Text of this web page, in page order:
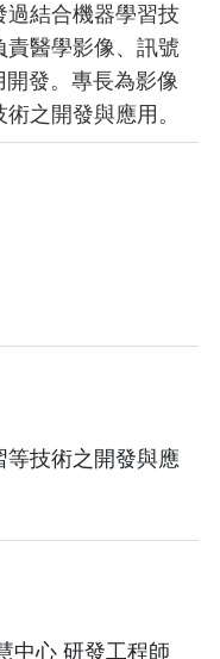
過結合機器學習技
醫學影像、訊號
發。專長為影像
之開發與應用。
等技術之開發與應
中心 研發工程師